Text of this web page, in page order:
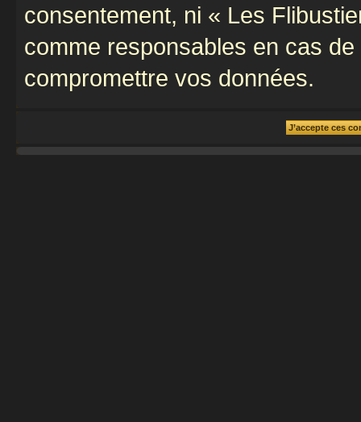
consentement, ni « Les
comme responsables en cas
compromettre vos données.